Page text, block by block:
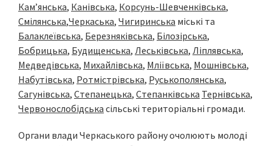
Кам’янська, Канівська, Корсунь-Шевченківська,
Смілянська,Черкаська, Чигиринська міські та
Балаклеївська, Березняківська, Білозірська,
Бобрицька, Будищенська, Леськівська, Ліплявська,
Медведівська, Михайлівська, Мліївська, Мошнівська,
Набутівська, Ротмістрівська, Руськополянська,
Сагунівська, Степанецька, Степанківська Тернівська,
Червонослобідська сільські територіальні громади.
Органи влади Черкаського району очолюють молоді